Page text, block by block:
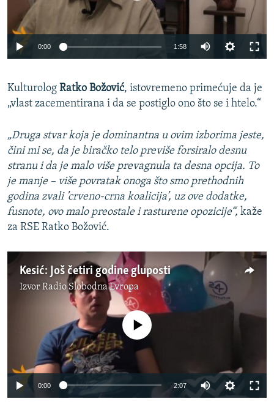
0:00 1:58
Kulturolog Ratko Božović, istovremeno primećuje da je
„vlast zacementirana i da se postiglo ono što se i htelo.“
„Druga stvar koja je dominantna u ovim izborima jeste,
čini mi se, da je biračko telo previše forsiralo desnu
stranu i da je malo više prevagnula ta desna opcija. To
je manje – više povratak onoga što smo prethodnih
godina zvali ’crveno-crna koalicija’, uz ove dodatke,
fusnote, ovo malo preostale i rasturene opozicije“, kaže
za RSE Ratko Božović.
Kesić: Još četiri godine gluposti
IzvorRadio Slobodna Evropa
No media source currently available
0:00 2:07